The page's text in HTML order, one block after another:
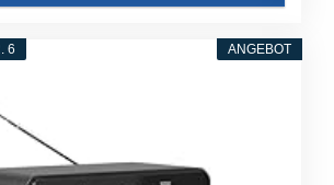
ANGEBOT
6